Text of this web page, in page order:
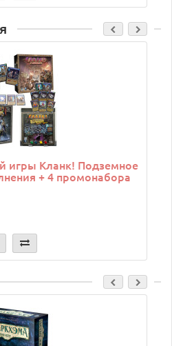
игры Кланк! Подземное
+ 4 промонабора